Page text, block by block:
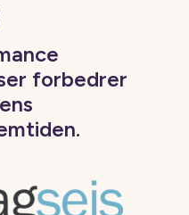
forbedrer